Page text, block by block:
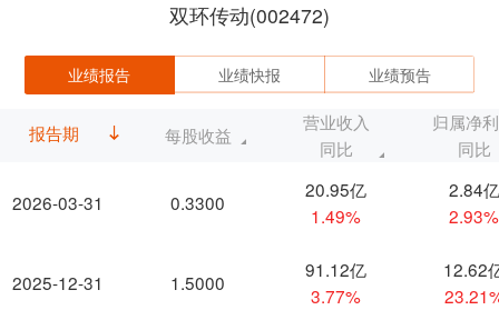
双环传动(002472)
业绩报告 业绩快报 业绩预告
报告期
2026-03-31
2025-12-31
每股收益
营业收入
同比
归属净
同比
0.3300
20.95亿
1.49%
2.84亿
2.93%
1.5000
91.12亿
3.77%
12.62